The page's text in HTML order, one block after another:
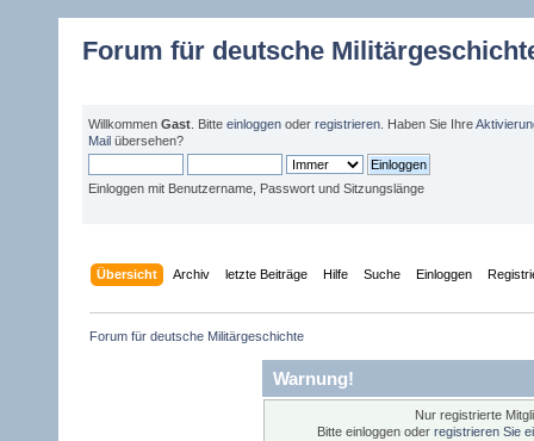
Forum für deutsche
Willkommen Gast . Bitte einloggen oder registrieren . Haben Sie Ihre
Mail übersehen?
Einloggen mit Benutzername, Passwort und Sitzungslänge
Übersicht Archiv letzte Beiträge Hilfe Suche Einloggen
Forum für deutsche Militärgeschichte
Warnung!
Nur registrierte
Bitte einloggen oder registrieren Sie